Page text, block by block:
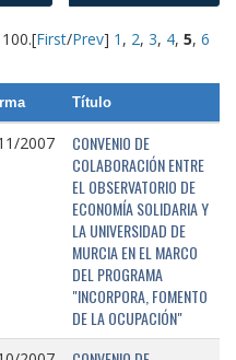
[First/Prev] 1 , 2, 3, 4, 5, 6
Título
2007
CONVENIO DE
COLABORACIÓN ENTRE
EL OBSERVATORIO DE
ECONOMÍA SOLIDARIA Y
LA UNIVERSIDAD DE
MURCIA EN EL MARCO
DEL PROGRAMA
"INCORPORA, FOMENTO
DE LA OCUPACIÓN"